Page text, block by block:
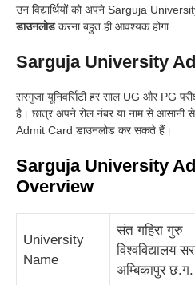
उन विद्यार्थियों को अपने Sarguja
डाउनलोडकरना बहुत ही आवश्यक होगा.
Sarguja University
सरगुजा यूनिवर्सिटी हर साल UG और PG
है। छात्र अपने रोल नंबर या नाम से
Admit Card डाउनलोड कर सकते हैं।
Sarguja University
Overview
University
Name
संत गहिरा गुरु
विश्वविद्यालय
अम्बिकापुर छ.ग.